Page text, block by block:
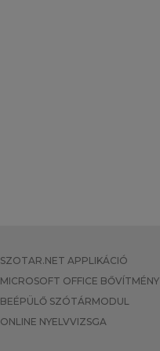
SZOTAR.NET APPLIKÁCIÓ
MICROSOFT OFFICE BŐVÍTMÉNY
BEÉPÜLŐ SZÓTÁRMODUL
ONLINE NYELVVIZSGA